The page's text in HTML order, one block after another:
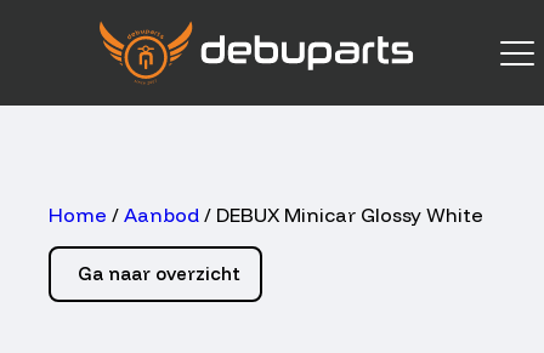
Home / Aanbod / DEBUX Minicar Glossy White
Ga naar overzicht